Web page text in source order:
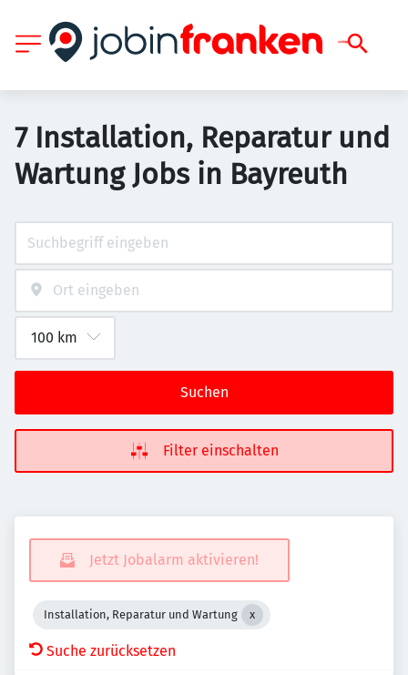
7 Installation, Reparatur und
Wartung Jobs in Bayreuth
Suchen
Filter einschalten
Jetzt Jobalarm aktivieren!
Installation, Reparatur und Wartung
Suche zurücksetzen